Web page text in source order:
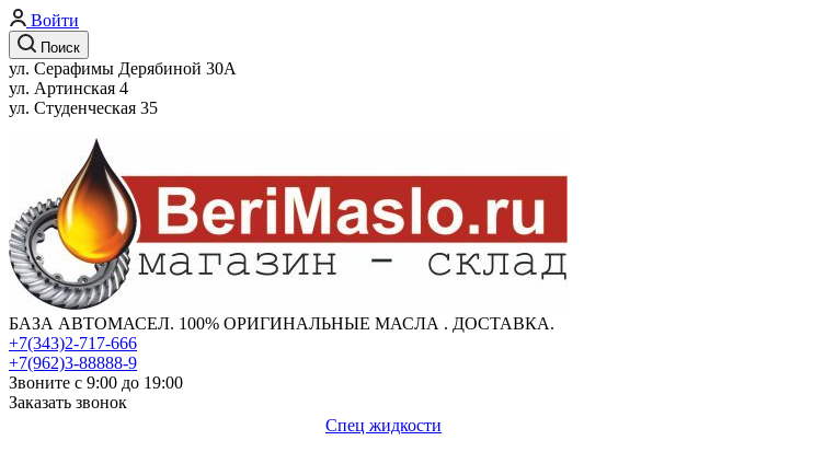
Войти
Поиск
ул. Серафимы Дерябиной 30А
ул. Артинская 4
ул. Студенческая 35
БАЗА АВТОМАСЕЛ. 100% ОРИГИНАЛЬНЫЕ МАСЛА . ДОСТАВКА.
+7(343)2-717-666
+7(962)3-88888-9
Звоните с 9:00 до 19:00
Заказать звонок
Спец жидкости